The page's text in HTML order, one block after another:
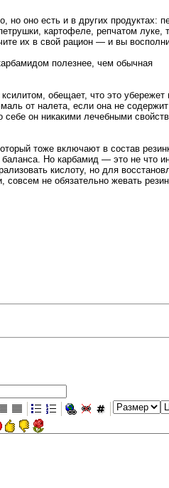
но оно есть и в других продуктах:
картофеле, репчатом луке,
их в свой рацион — и вы
полезнее, чем обычная
обещает, что это
от налета, если она не
он никакими лечебными
тоже включают в состав
Но карбамид — это не что
кислоту, но для
совсем не обязательно жевать